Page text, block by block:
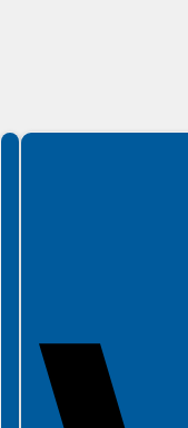
Spełniamy standardy WCAG 2.2
Spełniamy standardy W3C